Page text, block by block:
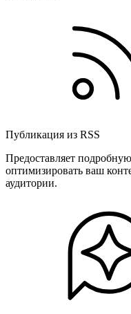
Публикация из RSS
Предоставляет
оптимизировать ваш
аудитории.